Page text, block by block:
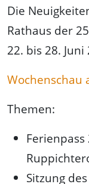
Die
Rathaus der
22. bis 28. Juni
Wochenschau
Themen:
Sitzung